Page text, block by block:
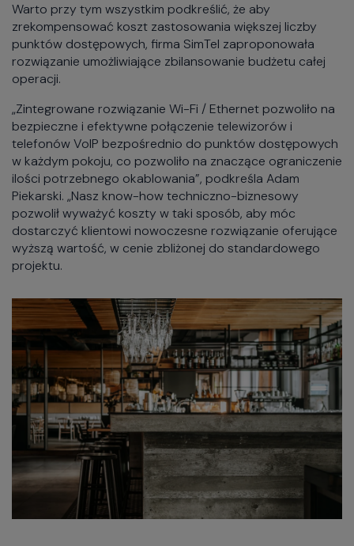
Warto przy tym wszystkim podkreślić, że aby
zrekompensować koszt zastosowania większej liczby
punktów dostępowych, firma SimTel zaproponowała
rozwiązanie umożliwiające zbilansowanie budżetu całej
operacji.
„Zintegrowane rozwiązanie Wi-Fi / Ethernet pozwoliło na
bezpieczne i efektywne połączenie telewizorów i
telefonów VoIP bezpośrednio do punktów dostępowych
w każdym pokoju, co pozwoliło na znaczące ograniczenie
ilości potrzebnego okablowania”, podkreśla Adam
Piekarski. „Nasz know-how techniczno-biznesowy
pozwolił wyważyć koszty w taki sposób, aby móc
dostarczyć klientowi nowoczesne rozwiązanie oferujące
wyższą wartość, w cenie zbliżonej do standardowego
projektu.